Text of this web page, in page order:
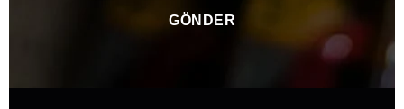
GÖNDER